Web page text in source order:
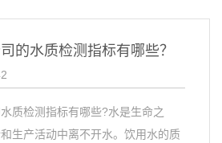
的水质检测指标有哪些？
质检测指标有哪些?水是生命之
生产活动中离不开水。饮用水的质